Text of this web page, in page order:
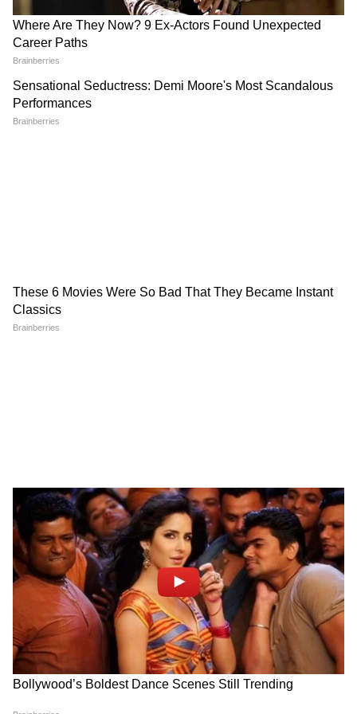
এখনও দিওয়ালির দিনে সেজে ওঠে গোটা দেশ।
বিশেষ অনুষ্ঠানের আয়োজন করা হয় অযোধ্য়ায়।
Anant Ambani Tirupati
ন্যাড়া করে পুজো দিয়ে সাড়ে ২৭
কোটি টাকা দান অনন্ত আম্বানির,
ভাইরাল ভিডিও
পরিবার একী কথা বলল
এই ১০টি কথায় তুমুল হাততালি!, IIT Delhi-
তে PM Modi-র মাস্টারক্লাস!